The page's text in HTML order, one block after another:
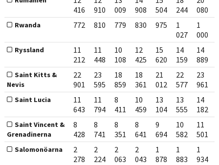
416
910
009
908
504
244
080
Rwanda 772 810 779 830 975
1
027
1
000
Ryssland
11
212
11
448
10
108
12
425
15
620
14
159
14
889
Saint Kitts &
Nevis
22
901
23
595
18
859
18
361
21
012
22
577
23
961
Saint Lucia
11
643
11
794
8
411
10
459
13
104
13
555
14
182
Saint Vincent &
Grenadinerna
8
428
8
741
8
351
8
641
9
694
10
582
11
501
Salomonöarna
2
278
2
224
2
063
2
043
1
878
1
883
1
934